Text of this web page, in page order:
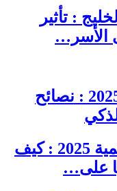
: تأثير
الأسر…
العقارات في مصر 2025 : نصائح
الصحة النفسية الرقمية 2025 : كيف
على…